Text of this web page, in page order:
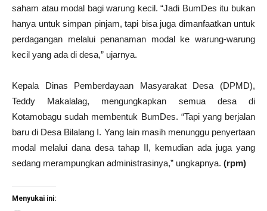
saham atau modal bagi warung kecil. “Jadi BumDes itu bukan
hanya untuk simpan pinjam, tapi bisa juga dimanfaatkan untuk
perdagangan melalui penanaman modal ke warung-warung
kecil yang ada di desa,” ujarnya.
Kepala Dinas Pemberdayaan Masyarakat Desa (DPMD),
Teddy Makalalag, mengungkapkan semua desa di
Kotamobagu sudah membentuk BumDes. “Tapi yang berjalan
baru di Desa Bilalang I. Yang lain masih menunggu penyertaan
modal melalui dana desa tahap II, kemudian ada juga yang
sedang merampungkan administrasinya,” ungkapnya. (rpm)
Menyukai ini: